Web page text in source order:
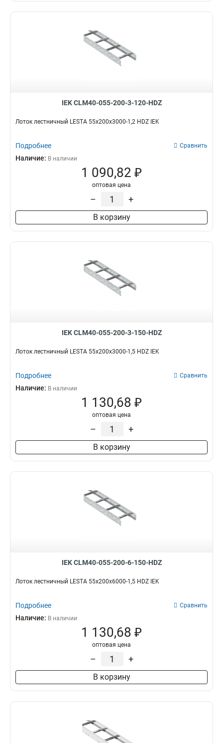
IEK CLM40-055-200-3-120-HDZ
Лоток лестничный LESTA 55х200х3000-1,2 HDZ IEK
Подробнее Сравнить
Наличие: В наличии
1 090,82 ₽
оптовая цена
– +
В корзину
IEK CLM40-055-200-3-150-HDZ
Лоток лестничный LESTA 55х200х3000-1,5 HDZ IEK
Подробнее Сравнить
Наличие: В наличии
1 130,68 ₽
оптовая цена
– +
В корзину
IEK CLM40-055-200-6-150-HDZ
Лоток лестничный LESTA 55х200х6000-1,5 HDZ IEK
Подробнее Сравнить
Наличие: В наличии
1 130,68 ₽
оптовая цена
– +
В корзину